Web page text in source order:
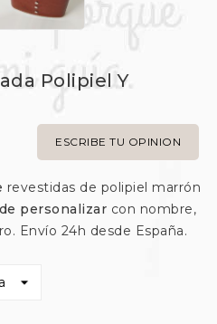
Polipiel Y
ESCRIBE TU OPINION
revestidas de polipiel marrón
personalizar con nombre,
Envío 24h desde España.